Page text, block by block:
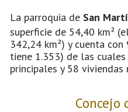
La parroquia de San
superficie de 54,40 km²
342,24 km²) y cuenta
tiene 1.353) de las
principales y 58 viviendas
Concejo